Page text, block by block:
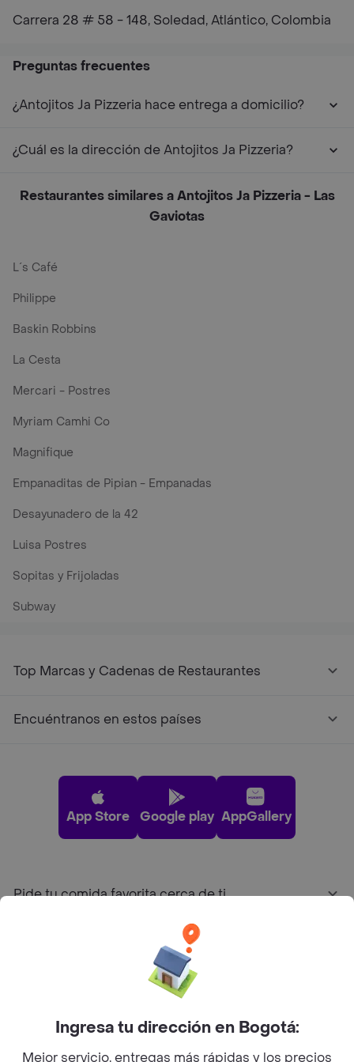
Carrera 28 # 58 - 148, Soledad, Atlántico, Colombia
Preguntas frecuentes
¿Antojitos Ja Pizzeria hace entrega a domicilio?
¿Cuál es la dirección de Antojitos Ja Pizzeria?
Restaurantes similares a Antojitos Ja Pizzeria - Las
Gaviotas
L´s Café
Philippe
Baskin Robbins
La Cesta
Mercari - Postres
Myriam Camhi Co
Magnifique
Empanaditas de Pipian - Empanadas
Desayunadero de la 42
Luisa Postres
Sopitas y Frijoladas
Subway
Top Marcas y Cadenas de Restaurantes
Encuéntranos en estos países
App Store Google play AppGallery
Pide tu comida favorita cerca de ti
Sobre Rappi
Ingresa tu dirección en Bogotá:
Mejor servicio, entregas más rápidas y los precios